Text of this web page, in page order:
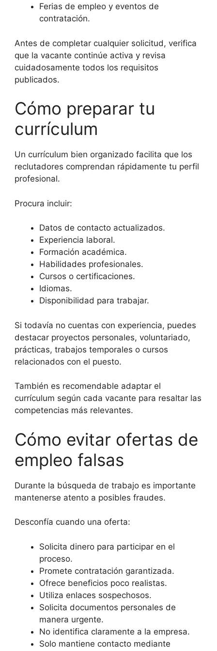
Ferias de empleo y eventos de
contratación.
Antes de completar cualquier solicitud, verifica
que la vacante continúe activa y revisa
cuidadosamente todos los requisitos
publicados.
Cómo preparar tu
currículum
Un currículum bien organizado facilita que los
reclutadores comprendan rápidamente tu perfil
profesional.
Procura incluir:
Datos de contacto actualizados.
Experiencia laboral.
Formación académica.
Habilidades profesionales.
Cursos o certificaciones.
Idiomas.
Disponibilidad para trabajar.
Si todavía no cuentas con experiencia, puedes
destacar proyectos personales, voluntariado,
prácticas, trabajos temporales o cursos
relacionados con el puesto.
También es recomendable adaptar el
currículum según cada vacante para resaltar las
competencias más relevantes.
Cómo evitar ofertas de
empleo falsas
Durante la búsqueda de trabajo es importante
mantenerse atento a posibles fraudes.
Desconfía cuando una oferta:
Solicita dinero para participar en el
proceso.
Promete contratación garantizada.
Ofrece beneficios poco realistas.
Utiliza enlaces sospechosos.
Solicita documentos personales de
manera urgente.
No identifica claramente a la empresa.
Solo mantiene contacto mediante